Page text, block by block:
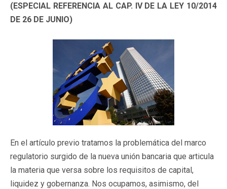
(ESPECIAL REFERENCIA AL CAP. IV DE LA LEY 10/2014
DE 26 DE JUNIO)
En el artículo previo tratamos la problemática del marco
regulatorio surgido de la nueva unión bancaria que articula
la materia que versa sobre los requisitos de capital,
liquidez y gobernanza. Nos ocupamos, asimismo, del